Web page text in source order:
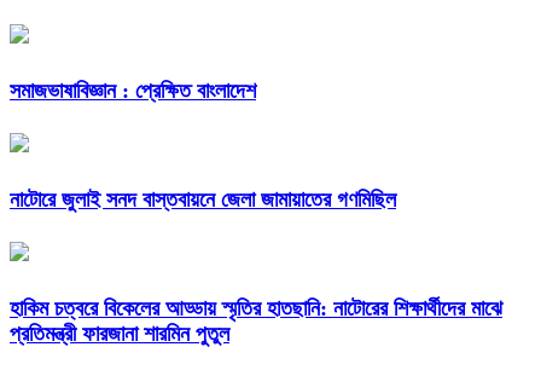
সমাজভাষাবিজ্ঞান : প্রেক্ষিত বাংলাদেশ
নাটোরে জুলাই সনদ বাস্তবায়নে জেলা জামায়াতের গণমিছিল
হাকিম চত্বরে বিকেলের আড্ডায় স্মৃতির হাতছানি: নাটোরের শিক্ষার্থীদের মাঝে
প্রতিমন্ত্রী ফারজানা শারমিন পুতুল